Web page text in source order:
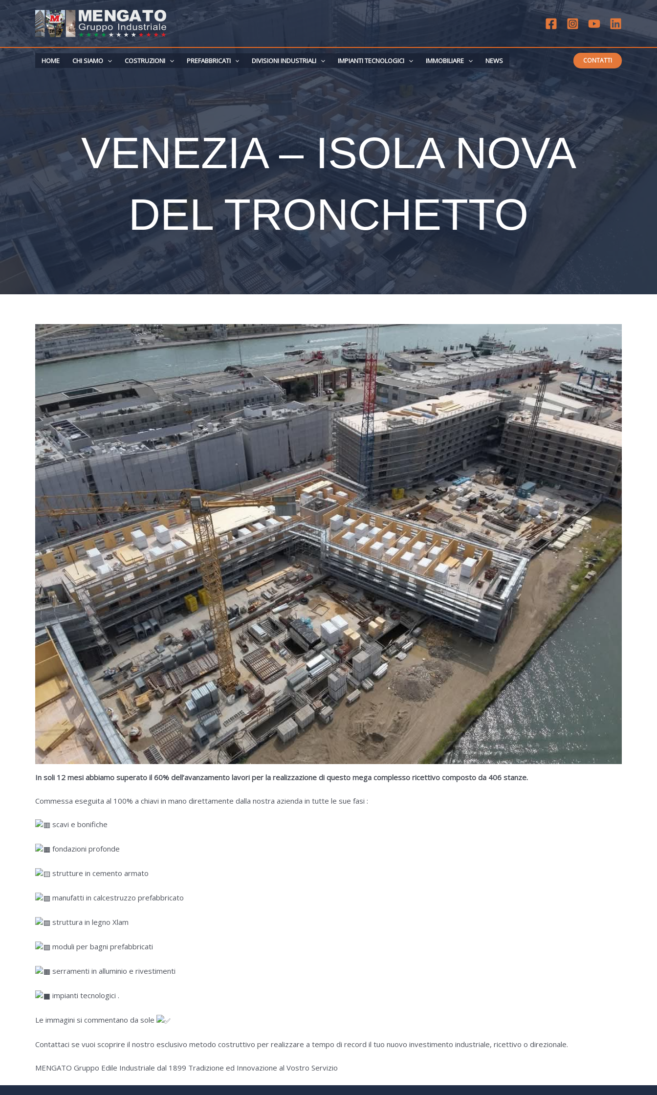
Vai
contenuto
HOME CHI SIAMO COSTRUZIONI PREFABBRICATI DIVISIONI INDUSTRIALI IMPIANTI TECNOLOGICI IMMOBILIARE NEWS CONTATTI
VENEZIA – ISOLA NOVA
DEL TRONCHETTO
In soli 12 mesi abbiamo superato il 60% dell’avanzamento lavori per la realizzazione di questo mega complesso ricettivo composto da 406 stanze.
Commessa eseguita al 100% a chiavi in mano direttamente dalla nostra azienda in tutte le sue fasi :
scavi e bonifiche
fondazioni profonde
strutture in cemento armato
manufatti in calcestruzzo prefabbricato
struttura in legno Xlam
moduli per bagni prefabbricati
serramenti in alluminio e rivestimenti
impianti tecnologici .
Le immagini si commentano da sole
Contattaci se vuoi scoprire il nostro esclusivo metodo costruttivo per realizzare a tempo di record il tuo nuovo investimento industriale, ricettivo o direzionale.
MENGATO Gruppo Edile Industriale dal 1899 Tradizione ed Innovazione al Vostro Servizio